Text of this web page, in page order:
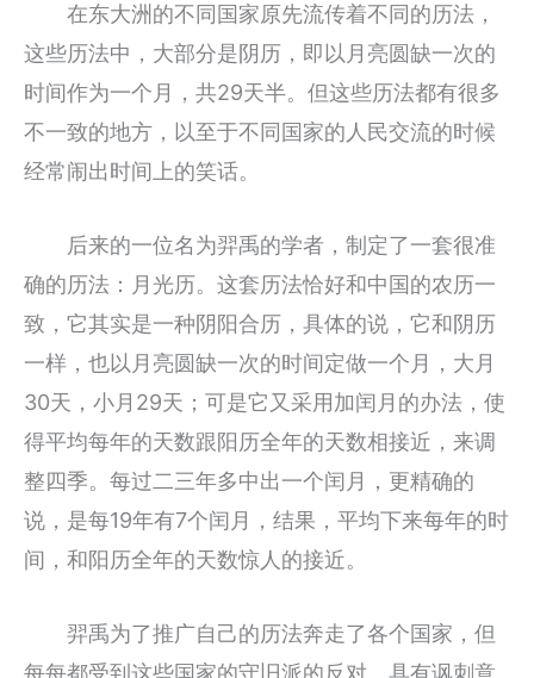
在东大洲的不同国家原先流传着不同的历法，
这些历法中，大部分是阴历，即以月亮圆缺一次的
时间作为一个月，共29天半。但这些历法都有很多
不一致的地方，以至于不同国家的人民交流的时候
经常闹出时间上的笑话。
后来的一位名为羿禹的学者，制定了一套很准
确的历法：月光历。这套历法恰好和中国的农历一
致，它其实是一种阴阳合历，具体的说，它和阴历
一样，也以月亮圆缺一次的时间定做一个月，大月
30天，小月29天；可是它又采用加闰月的办法，使
得平均每年的天数跟阳历全年的天数相接近，来调
整四季。每过二三年多中出一个闰月，更精确的
说，是每19年有7个闰月，结果，平均下来每年的时
间，和阳历全年的天数惊人的接近。
羿禹为了推广自己的历法奔走了各个国家，但
每每都受到这些国家的守旧派的反对。具有讽刺意